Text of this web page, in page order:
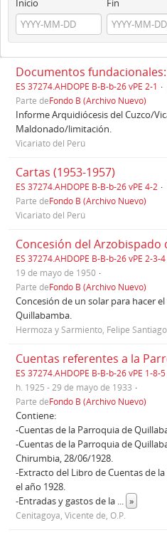
Inicio Fin
ES 37274.AHDOPE B-B-b-26 vPE 2-1
Parte deFondo B (Archivo Nuevo)
Informe Arquidiócesis del Cuzco/
Maldonado/limitación.
Vicariato del Perú
Cartas (1953-1957)
ES 37274.AHDOPE B-B-b-26 vPE 4-2
Parte deFondo B (Archivo Nuevo)
Vicariato del Perú
ES 37274.AHDOPE B-B-b-26 vPE 2-3-4
19 de mayo de 1950
Parte deFondo B (Archivo Nuevo)
Concesión de un solar para hacer
Quillabamba.
Hermoza y Sarmiento, Felipe
ES 37274.AHDOPE B-B-b-26 vPE 1-8-5
h. 1925 - 29 de mayo de 1933
Parte deFondo B (Archivo Nuevo)
Contiene:
-Cuentas de la Parroquia de
-Cuentas de la Parroquia de
Chirumbia, 28/06/1928.
-Extracto del Libro de Cuentas de
el año 1928.
-Entradas y gastos de la ... »
Cenitagoya, Vicente de, O.P.